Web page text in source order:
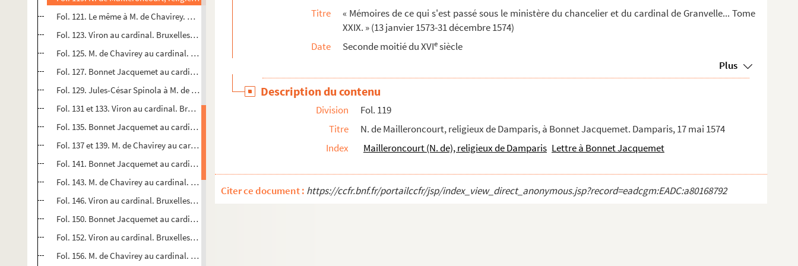
Fol. 121. Le même à M. de Chavirey. Damparis, 22 mai 1574
Fol. 123. Viron au cardinal. Bruxelles, 21 juin 1574
Fol. 125. M. de Chavirey au cardinal. Besançon, 20 juillet 1574
Fol. 127. Bonnet Jacquemet au cardinal. 4 août 1574 (certains endroits chiffrés)
Fol. 129. Jules-César Spinola à M. de Chavirey. Gênes, 7 août 1574
Fol. 131 et 133. Viron au cardinal. Bruxelles, 9 et 16 août 1574
Fol. 135. Bonnet Jacquemet au cardinal. Salins, 19 août 1574
Fol. 137 et 139. M. de Chavirey au cardinal. Besançon, 28 et 30 août 1574
Fol. 141. Bonnet Jacquemet au cardinal (S. l.). 31 août 1574
Fol. 143. M. de Chavirey au cardinal. Salins, 12 septembre 1574
Fol. 146. Viron au cardinal. Bruxelles, 13 septembre 1574
Fol. 150. Bonnet Jacquemet au cardinal. Salins, 15 septembre 1574 (parties chiffrées)
Fol. 152. Viron au cardinal. Bruxelles, 20 septembre 1574
Fol. 156. M. de Chavirey au cardinal. Besançon, 24 septembre 1574
Titre
« Mémoires de ce qui s'est passé sous le ministère du chancelier et du cardinal de Granvelle... Tome
XXIX. » (13 janvier 1573-31 décembre 1574)
Date
Seconde moitié du XVIesiècle
Plus
Description du contenu
Division
Fol. 119
Titre
N. de Mailleroncourt, religieux de Damparis, à Bonnet Jacquemet. Damparis, 17 mai 1574
Index
Mailleroncourt (N. de), religieux de Damparis Lettre à Bonnet Jacquemet
Citer ce document : https://ccfr.bnf.fr/portailccfr/jsp/index_view_direct_anonymous.jsp?record=eadcgm:EADC:a80168792